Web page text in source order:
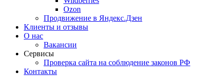
Ozon
Продвижение в Яндекс.Дзен
Клиенты и отзывы
О нас
Вакансии
Сервисы
Проверка сайта на соблюдение законов РФ
Контакты